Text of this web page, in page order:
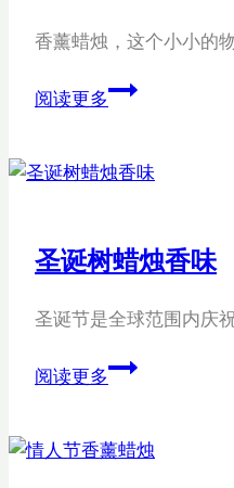
香薰蜡烛，这个小小的
阅读更多复
彩
烛
圣诞树蜡烛香味
圣诞节是全球范围内庆
阅读更多圣
蜡